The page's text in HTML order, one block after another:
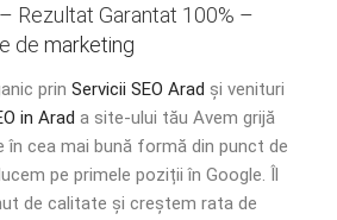
– Rezultat Garantat 100% –
de marketing
prin Servicii SEO Arad și venituri
in Arad a site-ului tău Avem grijă
cea mai bună formă din punct de
pe primele poziții în Google. Îl
de calitate și creștem rata de